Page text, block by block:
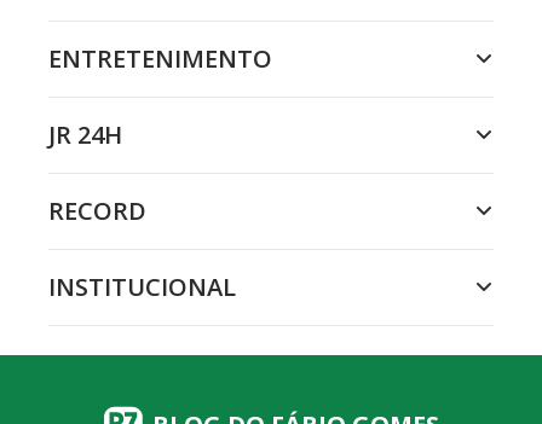
ENTRETENIMENTO
JR 24H
RECORD
INSTITUCIONAL